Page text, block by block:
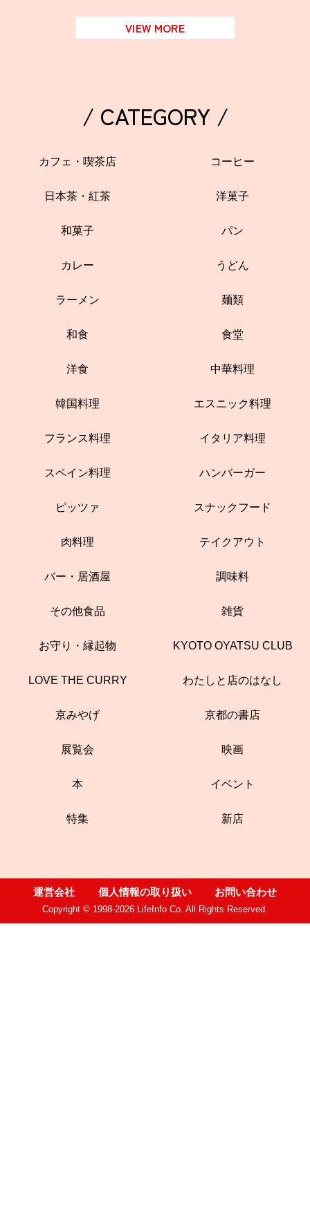
VIEW MORE
/ CATEGORY /
カフェ・喫茶店 コーヒー
日本茶・紅茶 洋菓子
和菓子 パン
カレー うどん
ラーメン 麺類
和食 食堂
洋食 中華料理
韓国料理 エスニック料理
フランス料理 イタリア料理
スペイン料理 ハンバーガー
ピッツァ スナックフード
肉料理 テイクアウト
バー・居酒屋 調味料
その他食品 雑貨
お守り・縁起物 KYOTO OYATSU CLUB
LOVE THE CURRY わたしと店のはなし
京みやげ 京都の書店
展覧会 映画
本 イベント
特集 新店
運営会社 個人情報の取り扱い お問い合わせ
Copyright © 1998-2026 LifeInfo Co. All Rights Reserved.